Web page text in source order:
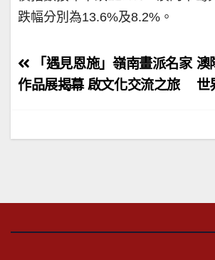
跌幅分別為13.6%及8.2%。
文
章
覽
澳
世
「遇見恩施」嶺南畫派名家
作品展揭幕 啟文化交流之旅